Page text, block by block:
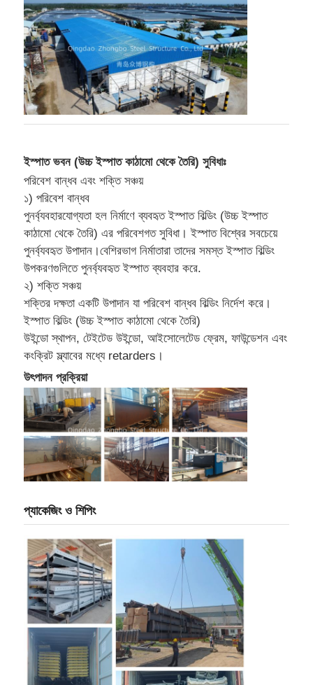
ইস্পাত কাঠামো বিল্ডিং নির্মাণ
পাউডার লেপা ইস্পাত কাঠামো
ইস্পাত ভবন (উচ্চ ইস্পাত কাঠামো থেকে তৈরি) সুবিধাঃ
পরিবেশ বান্ধব এবং শক্তি সঞ্চয়
১) পরিবেশ বান্ধব
পুনর্ব্যবহারযোগ্যতা হল নির্মাণে ব্যবহৃত ইস্পাত বিল্ডিং (উচ্চ ইস্পাত
কাঠামো থেকে তৈরি) এর পরিবেশগত সুবিধা। ইস্পাত বিশ্বের সবচেয়ে
পুনর্ব্যবহৃত উপাদান।বেশিরভাগ নির্মাতারা তাদের সমস্ত ইস্পাত বিল্ডিং
উপকরণগুলিতে পুনর্ব্যবহৃত ইস্পাত ব্যবহার করে.
২) শক্তি সঞ্চয়
শক্তির দক্ষতা একটি উপাদান যা পরিবেশ বান্ধব বিল্ডিং নির্দেশ করে।
ইস্পাত বিল্ডিং (উচ্চ ইস্পাত কাঠামো থেকে তৈরি)
উইন্ডো স্থাপন, টেইটেড উইন্ডো, আইসোলেটেড ফ্রেম, ফাউন্ডেশন এবং
কংক্রিট স্ল্যাবের মধ্যে retarders।
উৎপাদন প্রক্রিয়া
প্যাকেজিং ও শিপিং